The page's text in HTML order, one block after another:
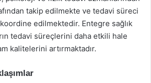
takip edilmekte ve tedavi süreci
edilmektedir. Entegre sağlık
tedavi süreçlerini daha etkili hale
kalitelerini artırmaktadır.